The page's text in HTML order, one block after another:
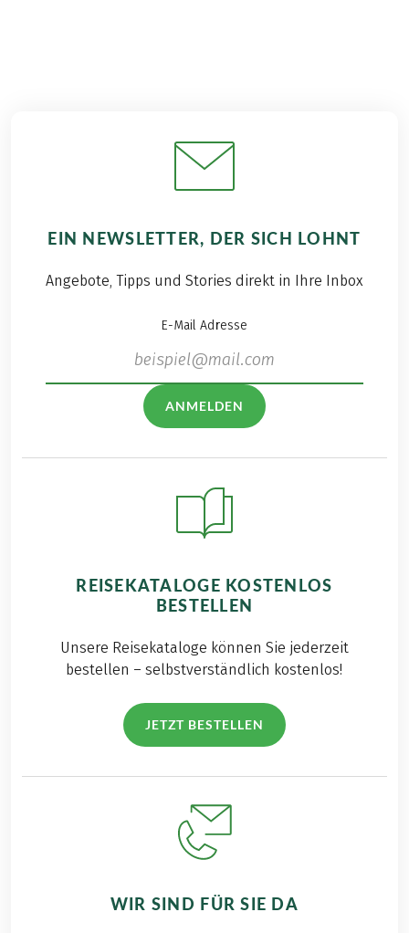
EIN NEWSLETTER, DER SICH LOHNT
Angebote, Tipps und Stories direkt in Ihre Inbox
E-Mail Adresse
ANMELDEN
REISEKATALOGE KOSTENLOS
BESTELLEN
Unsere Reisekataloge können Sie jederzeit
bestellen – selbstverständlich kostenlos!
JETZT BESTELLEN
WIR SIND FÜR SIE DA